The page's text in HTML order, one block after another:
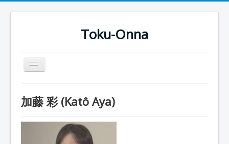
Toku-Onna
Basculer
la
Toku-Actrices
Toku-Critiques
加藤 彩 (Katô Aya)